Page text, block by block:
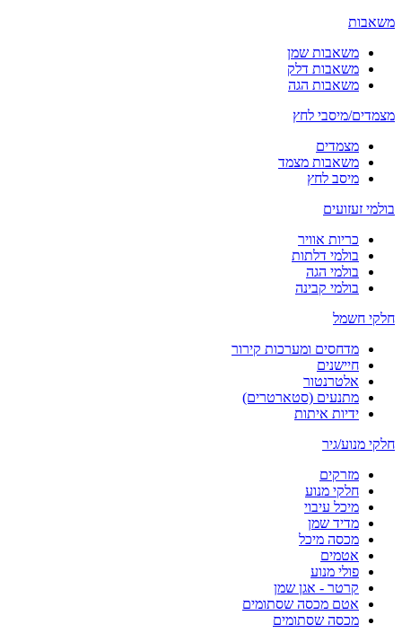
משאבות
משאבות שמן
משאבות דלק
משאבות הגה
מצמדים/מיסבי לחץ
מצמדים
משאבות מצמד
מיסב לחץ
בולמי זעזועים
כריות אוויר
בולמי דלתות
בולמי הגה
בולמי קבינה
חלקי חשמל
מדחסים ומערכות קירור
חיישנים
אלטרנטור
מתנעים (סטארטרים)
ידיות איתות
חלקי מנוע/גיר
מזרקים
חלקי מנוע
מיכל עיבוי
מדיד שמן
מכסה מיכל
אטמים
פולי מנוע
קרטר - אגן שמן
אטם מכסה שסתומים
מכסה שסתומים